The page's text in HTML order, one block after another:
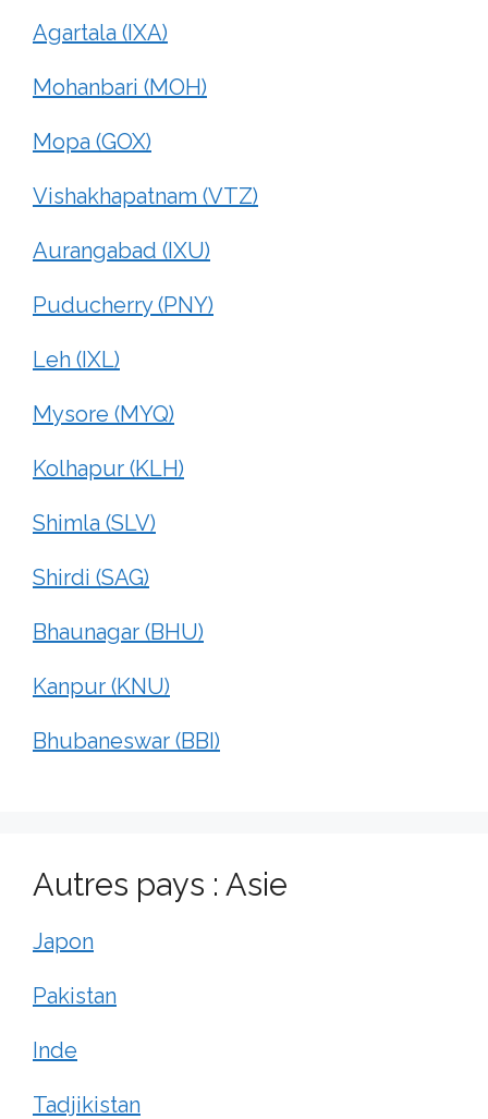
Agartala (IXA)
Mohanbari (MOH)
Mopa (GOX)
Vishakhapatnam (VTZ)
Aurangabad (IXU)
Puducherry (PNY)
Leh (IXL)
Mysore (MYQ)
Kolhapur (KLH)
Shimla (SLV)
Shirdi (SAG)
Bhaunagar (BHU)
Kanpur (KNU)
Bhubaneswar (BBI)
Autres pays : Asie
Japon
Pakistan
Inde
Tadjikistan